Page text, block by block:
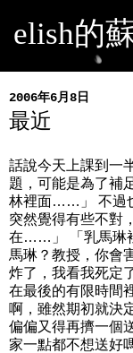
elish的
2006年6月8日
最近
話說今天上課到一
題，可能是為了補
林裡面……」 不過
突然覺得有些不對
在……」 「乳馬琳
馬琳？教授，你會
炸了，我看我死定
在最後的有限時間
啊，雖然期初就決
偏偏又得再擠一個
家一點都不想送好